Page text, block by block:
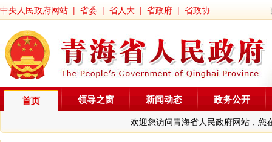
中央人民政府网站 | 省委 | 省人大 | 省政府 | 省政协
首页
欢迎您访问青海省人民政府网站，您
领导之窗 新闻动态 政务公开